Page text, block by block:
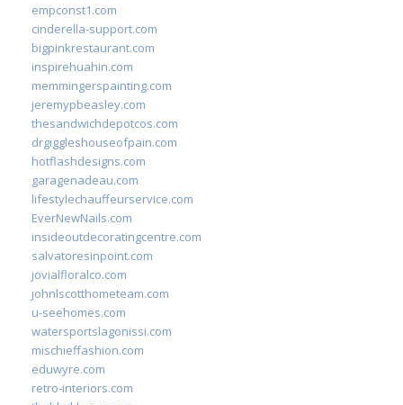
empconst1.com
cinderella-support.com
bigpinkrestaurant.com
inspirehuahin.com
memmingerspainting.com
jeremypbeasley.com
thesandwichdepotcos.com
drgiggleshouseofpain.com
hotflashdesigns.com
garagenadeau.com
lifestylechauffeurservice.com
EverNewNails.com
insideoutdecoratingcentre.com
salvatoresinpoint.com
jovialfloralco.com
johnlscotthometeam.com
u-seehomes.com
watersportslagonissi.com
mischieffashion.com
eduwyre.com
retro-interiors.com